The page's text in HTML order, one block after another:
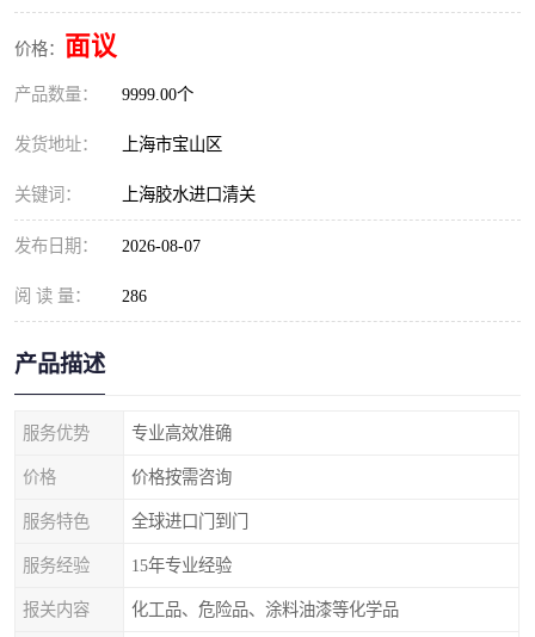
价格： 面议
产品数量： 9999.00个
发货地址： 上海市宝山区
关键词： 上海胶水进口清关
发布日期： 2026-08-07
阅 读 量： 286
产品描述
服务优势 专业高效准确
价格 价格按需咨询
服务特色 全球进口门到门
服务经验 15年专业经验
报关内容 化工品、危险品、涂料油漆等化学品